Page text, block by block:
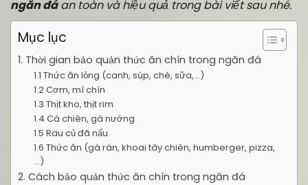
ngăn đáan toàn và hiệu quả trong bài viết sau nhé.
Mục lục
1. Thời gian bảo quản thức ăn chín trong ngăn đá
1.1 Thức ăn lỏng (canh, súp, chè, sữa,…)
1.2 Cơm, mì chín
1.3 Thịt kho, thịt rim
1.4 Cá chiên, gà nướng
1.5 Rau củ đã nấu
1.6 Thức ăn (gà rán, khoai tây chiên, humberger, pizza,
…)
2. Cách bảo quản thức ăn chín trong ngăn đá